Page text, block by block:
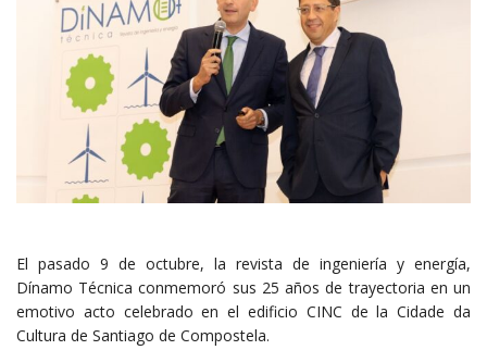
El pasado 9 de octubre, la revista de ingeniería y energía,
Dínamo Técnica conmemoró sus 25 años de trayectoria en un
emotivo acto celebrado en el edificio CINC de la Cidade da
Cultura de Santiago de Compostela.